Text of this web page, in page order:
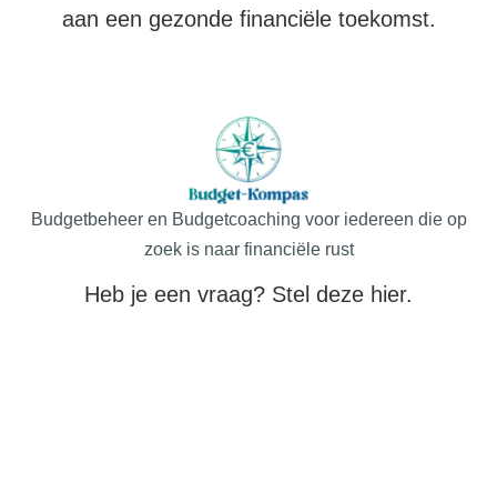
aan een gezonde financiële toekomst.
Budgetbeheer en Budgetcoaching voor iedereen die op
zoek is naar financiële rust
Heb je een vraag? Stel deze hier.